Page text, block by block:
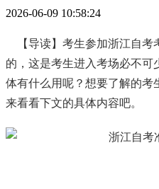
2026-06-09 10:58:24
【导读】考生参加浙江自考
的，这是考生进入考场必不
体有什么用呢？想要了解的考
来看看下文的具体内容吧。